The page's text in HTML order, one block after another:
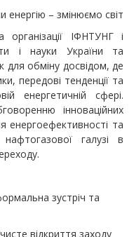
– змінюємо світ
організації ІФНТУНГ і
і науки України та
для обміну досвідом, де
передові тенденції та
енергетичній сфері.
інноваційних
енергоефективності та
галузі в
зустріч та
відкриття заходу